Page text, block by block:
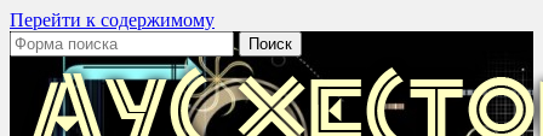
Перейти к содержимому
Поиск: